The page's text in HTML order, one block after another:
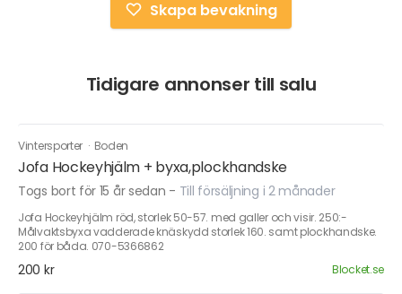
Skapa bevakning
Tidigare annonser till salu
Vintersporter · Boden
Jofa Hockeyhjälm + byxa,plockhandske
Togs bort för 15 år sedan - Till försäljning i 2 månader
Jofa Hockeyhjälm röd, storlek 50-57. med galler och visir. 250:-
Målvaktsbyxa vadderade knäskydd storlek 160. samt plockhandske.
200 för båda. 070-5366862
200 kr Blocket.se